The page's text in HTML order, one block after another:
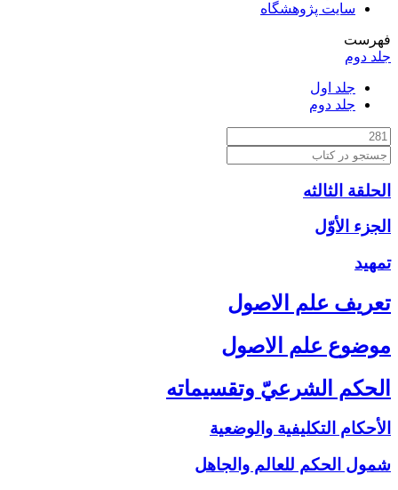
سایت پژوهشگاه
فهرست
جلد دوم
جلد اول
جلد دوم
الحلقة الثالثه
الجزء الأوّل‏
تمهيد
تعريف علم الاصول‏
موضوع علم الاصول‏
الحكم الشرعيّ وتقسيماته‏
الأحكام التكليفية والوضعية
شمول الحكم للعالم والجاهل